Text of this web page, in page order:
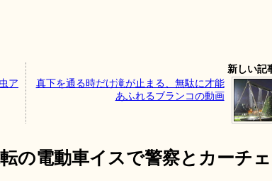
ア
新しい記
真下を通る時だけ滝が止まる、無駄に才能
あふれるブランコの動画
の電動車イスで警察とカーチェ